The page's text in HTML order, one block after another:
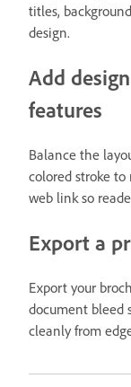
titles,
design.
Add
features
Balance the
colored stroke to
web link so
Export a
Export your
document bleed
cleanly from